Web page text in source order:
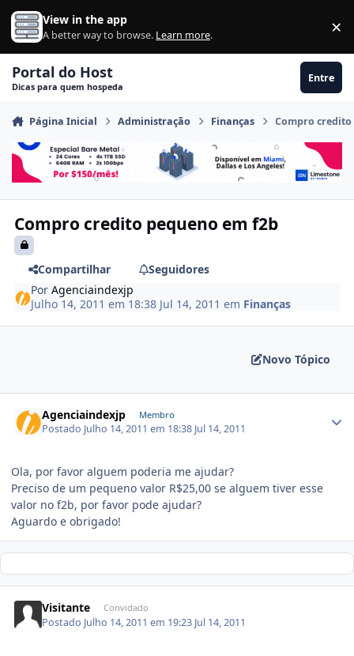
Ir para conteúdo
View in the app
A better way to browse. Learn more. ×
Portal do Host
Dicas para quem hospeda
Entre
Página Inicial Administração Finanças Compro
Compro credito pequeno em f2b
Compartilhar
Seguidores
PorAgenciaindexjp
Julho 14, 2011 em 18:38 Jul 14, 2011 em Finanças
Novo Tópico
Agenciaindexjp Membro
Postado Julho 14, 2011 em 18:38 Jul 14, 2011
Ola, por favor alguem poderia me ajudar?
Preciso de um pequeno valor R$25,00 se alguem tiver esse
valor no f2b, por favor pode ajudar?
Aguardo e obrigado!
Visitante Convidado
Postado Julho 14, 2011 em 19:23 Jul 14, 2011